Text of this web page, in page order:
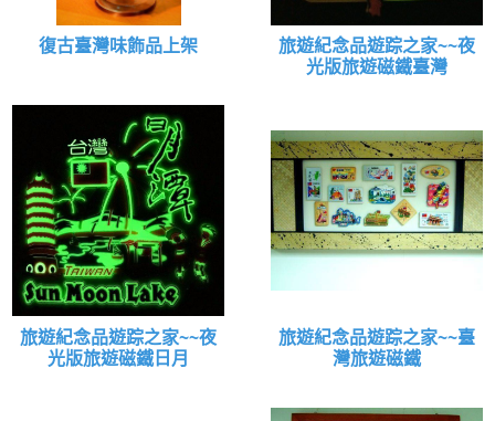
復古臺灣味飾品上架
旅遊紀念品遊踪之家~~夜
光版旅遊磁鐵臺灣
旅遊紀念品遊踪之家~~夜
光版旅遊磁鐵日月
旅遊紀念品遊踪之家~~臺
灣旅遊磁鐵